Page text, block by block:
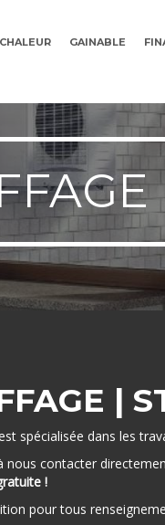
GAINABLE
|
spécialisée dans les
nous contacter
!
pour tous